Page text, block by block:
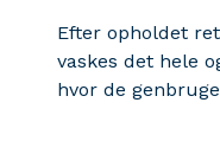
Efter opholdet
vaskes det hele
hvor de